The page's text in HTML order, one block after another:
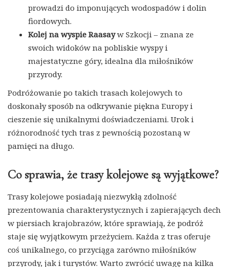
prowadzi do imponujących wodospadów i dolin
fiordowych.
Kolej na wyspie Raasayw Szkocji – znana ze
swoich widoków na pobliskie wyspy i
majestatyczne góry, idealna dla miłośników
przyrody.
Podróżowanie po takich trasach kolejowych to
doskonały sposób na odkrywanie piękna Europy i
cieszenie się unikalnymi doświadczeniami. Urok i
różnorodność tych tras z pewnością pozostaną w
pamięci na długo.
Co sprawia, że trasy kolejowe są wyjątkowe?
Trasy kolejowe posiadają niezwykłą zdolność
prezentowania charakterystycznych i zapierających dech
w piersiach krajobrazów, które sprawiają, że podróż
staje się wyjątkowym przeżyciem. Każda z tras oferuje
coś unikalnego, co przyciąga zarówno miłośników
przyrody, jak i turystów. Warto zwrócić uwagę na kilka